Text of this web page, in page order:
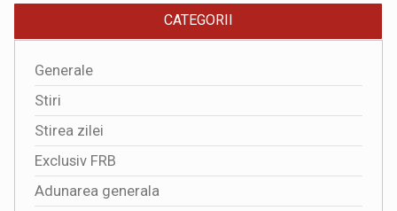
CATEGORII
Generale
Stiri
Stirea zilei
Exclusiv FRB
Adunarea generala